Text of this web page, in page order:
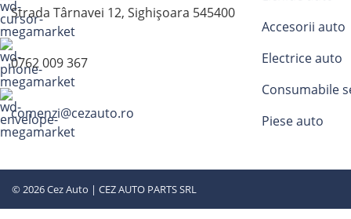
Strada Târnavei 12, Sighișoara 545400
0762 009 367
comenzi@cezauto.ro
Accesorii auto
Electrice auto
Consumabile
Piese auto
© 2026 Cez Auto | CEZ AUTO PARTS SRL